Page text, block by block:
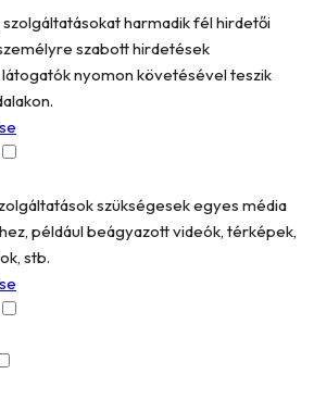
harmadik fél hirdetői
szabott hirdetések
nyomon követésével teszik
szükségesek egyes média
például beágyazott videók, térképek,
stb.